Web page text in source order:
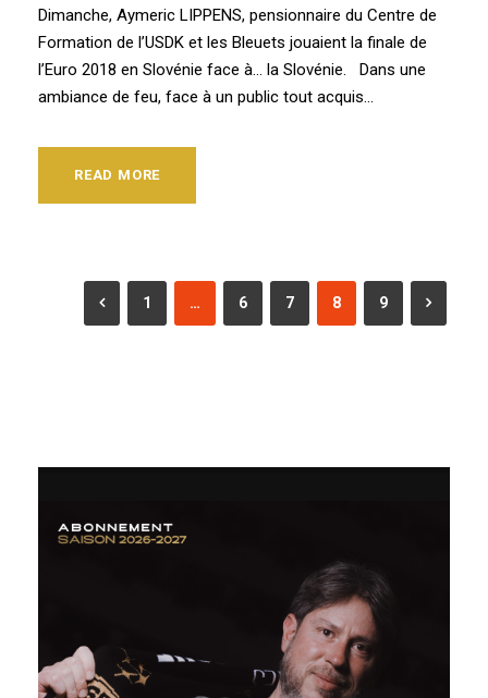
Dimanche, Aymeric LIPPENS, pensionnaire du Centre de
Formation de l’USDK et les Bleuets jouaient la finale de
l’Euro 2018 en Slovénie face à… la Slovénie. Dans une
ambiance de feu, face à un public tout acquis...
READ MORE
1 … 6 7 8 9